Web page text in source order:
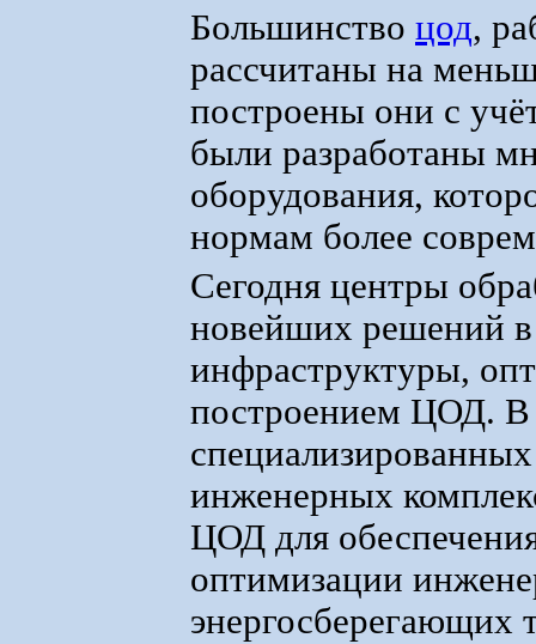
Большинство цод,
рассчитаны на
построены они с
были разработаны
оборудования,
нормам более
Сегодня центры
новейших решений в
инфраструктуры,
построением ЦОД. В
инженерных
ЦОД для
оптимизации
энергосберегающих